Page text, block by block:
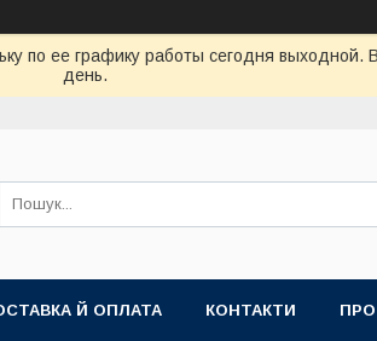
по ее графику работы сегодня
день.
Й ОПЛАТА КОНТАКТИ